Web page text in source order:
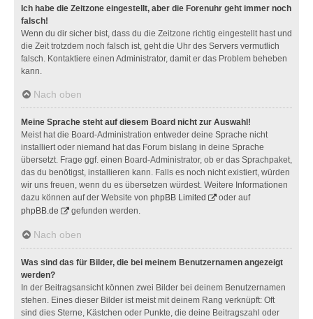
Ich habe die Zeitzone eingestellt, aber die Forenuhr geht immer noch
falsch!
Wenn du dir sicher bist, dass du die Zeitzone richtig eingestellt hast und
die Zeit trotzdem noch falsch ist, geht die Uhr des Servers vermutlich
falsch. Kontaktiere einen Administrator, damit er das Problem beheben
kann.
Nach oben
Meine Sprache steht auf diesem Board nicht zur Auswahl!
Meist hat die Board-Administration entweder deine Sprache nicht
installiert oder niemand hat das Forum bislang in deine Sprache
übersetzt. Frage ggf. einen Board-Administrator, ob er das Sprachpaket,
das du benötigst, installieren kann. Falls es noch nicht existiert, würden
wir uns freuen, wenn du es übersetzen würdest. Weitere Informationen
dazu können auf der Website von phpBB Limited
oder auf
phpBB.de
gefunden werden.
Nach oben
Was sind das für Bilder, die bei meinem Benutzernamen angezeigt
werden?
In der Beitragsansicht können zwei Bilder bei deinem Benutzernamen
stehen. Eines dieser Bilder ist meist mit deinem Rang verknüpft: Oft
sind dies Sterne, Kästchen oder Punkte, die deine Beitragszahl oder